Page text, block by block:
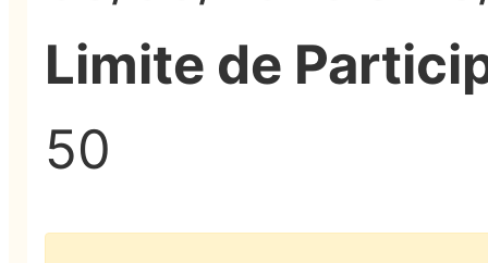
Limite de
50